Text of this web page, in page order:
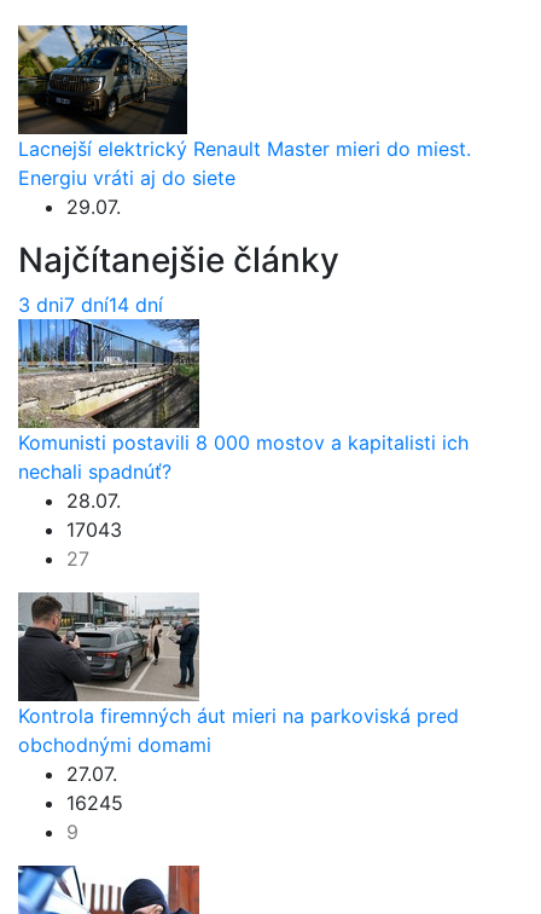
Lacnejší elektrický Renault Master mieri do miest.
Energiu vráti aj do siete
29.07.
Najčítanejšie články
3 dni7 dní14 dní
Komunisti postavili 8 000 mostov a kapitalisti ich
nechali spadnúť?
28.07.
17043
27
Kontrola firemných áut mieri na parkoviská pred
obchodnými domami
27.07.
16245
9